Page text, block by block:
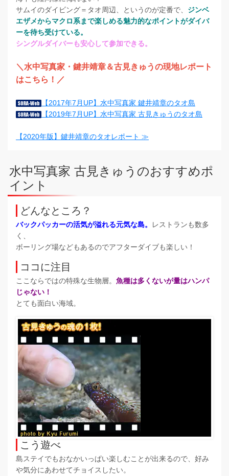
サムイのダイビング＝タオ周辺、というのが定番で、 ジンベ
エザメからマクロ系まで楽しめる魅力的なポイントがダイバ
ーを待ち受けている。
シングルダイバーも安心して参加できる。
＼水中写真家・鍵井靖章＆古見きゅうの現地レポート
はこちら！／
【2017年7月UP】水中写真家 鍵井靖章のタオ島
【2019年7月UP】水中写真家 古見きゅうのタオ島
【2020年版】鍵井靖章のタオレポート ≫
水中写真家 古見きゅうのおすすめポ
イント
どんなところ？
バックパッカーの活気が溢れる元気な島。
レストランも数多
く、
ボーリング場などもあるのでアフターダイブも楽しい！
ココに注目
ここならではの特殊な生物層。 魚種は多くないが量はハンパ
じゃない！
とても面白い海域。
こう遊べ
島ステイでもおなかいっぱい楽しむことが出来るので、好み
や気分にあわせてチョイスしたい。